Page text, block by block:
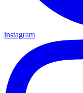
instagram